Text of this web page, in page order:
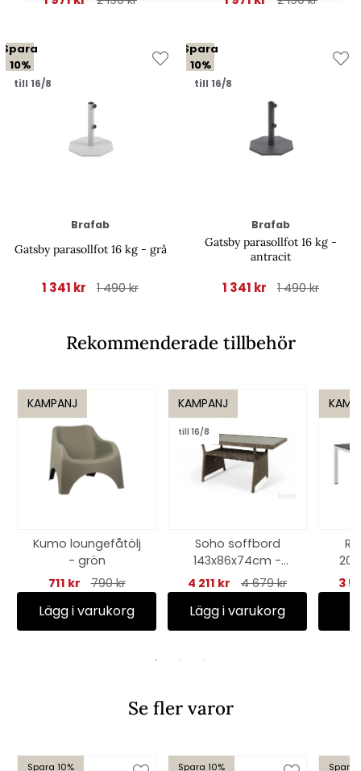
Spara
10%
till 16/8
Brafab
Gatsby parasollfot 16 kg - grå
1 341 kr 1 490 kr
Spara
10%
till 16/8
Brafab
Gatsby parasollfot 16 kg -
antracit
1 341 kr 1 490 kr
Rekommenderade tillbehör
KAMPANJ
Kumo loungefåtölj
- grön
711 kr
790 kr
Lägg i varukorg
KAMPANJ
till 16/8
Soho soffbord
143x86x74cm -
rustik
4 211 kr 4 679 kr
Lägg i varukorg
3
Se fler varor
Spara 10% Spara 10% Spara